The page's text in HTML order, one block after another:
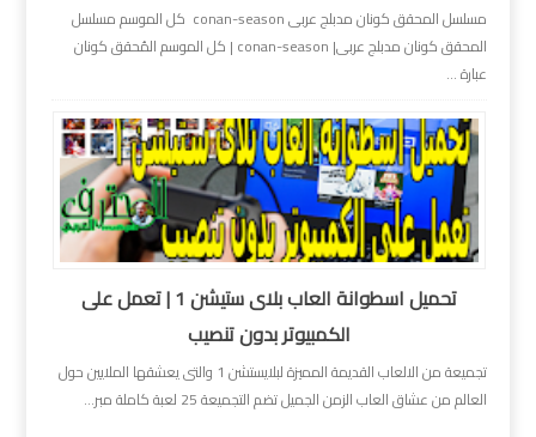
مسلسل المحقق كونان مدبلج عربى conan-season كل الموسم مسلسل
المحقق كونان مدبلج عربى| conan-season | كل الموسم المُحقق كونان
عبارة ...
تحميل اسطوانة العاب بلاى ستيشن 1 | تعمل على
الكمبيوتر بدون تنصيب
تجميعة من الالعاب القديمة المميزة لبلايستشن 1 والتى يعشقها الملايين حول
العالم من عشاق العاب الزمن الجميل تضم التجميعة 25 لعبة كاملة مبر...